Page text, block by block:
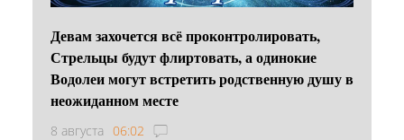
Девам захочется всё проконтролировать,
Стрельцы будут флиртовать, а одинокие
Водолеи могут встретить родственную душу в
неожиданном месте
8 августа 06:02